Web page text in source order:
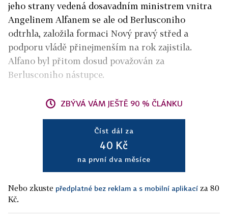
jeho strany vedená dosavadním ministrem vnitra
Angelinem Alfanem se ale od Berlusconiho
odtrhla, založila formaci Nový pravý střed a
podporu vládě přinejmenším na rok zajistila.
Alfano byl přitom dosud považován za
Berlusconiho nástupce.
ZBÝVÁ VÁM JEŠTĚ 90 % ČLÁNKU
Číst dál za
40 Kč
na první dva měsíce
Nebo zkuste předplatné bez reklam a s mobilní aplikací za 80
Kč.